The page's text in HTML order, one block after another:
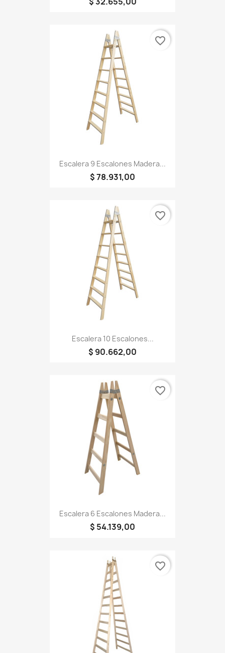
Escalera 9 Escalones Madera...
$ 78.931,00
favorite_border
Escalera 10 Escalones...
$ 90.662,00
favorite_border
Escalera 6 Escalones Madera...
$ 54.139,00
favorite_border
favorite_border